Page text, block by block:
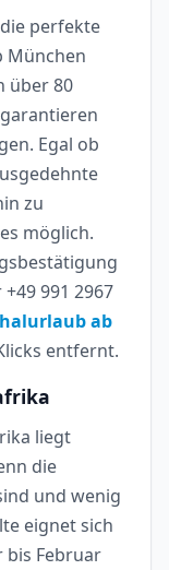
perfekte
München
über 80
Egal ob
zu
möglich.
991 2967
ab
entfernt.
liegt
die
und wenig
eignet sich
bis Februar